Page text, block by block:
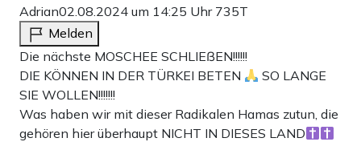
Adrian02.08.2024 um 14:25 Uhr 735T
Melden
Die nächste MOSCHEE SCHLIEßEN!!!!!!
DIE KÖNNEN IN DER TÜRKEI BETEN
SO LANGE
SIE WOLLEN!!!!!!!
Was haben wir mit dieser Radikalen Hamas zutun, die
gehören hier überhaupt NICHT IN DIESES LAND